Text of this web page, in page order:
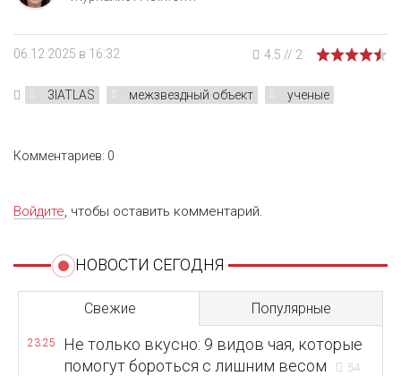
06.12.2025 в 16:32 4.5 // 2
3IATLAS межзвездный объект ученые
Комментариев: 0
Войдите, чтобы оставить комментарий.
НОВОСТИ СЕГОДНЯ
Свежие Популярные
23:25
Не только вкусно: 9 видов чая, которые
помогут бороться с лишним весом
54